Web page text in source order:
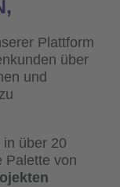
Plattform
über
und
über 20
Palette von